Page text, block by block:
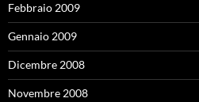
Febbraio 2009
Gennaio 2009
Dicembre 2008
Novembre 2008